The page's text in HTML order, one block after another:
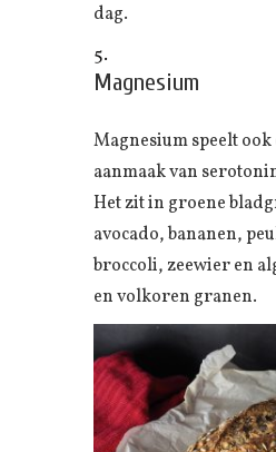
dag.
Magnesium
Magnesium speelt
aanmaak van
Het zit in groene
avocado, bananen,
broccoli, zeewier en
en volkoren granen.